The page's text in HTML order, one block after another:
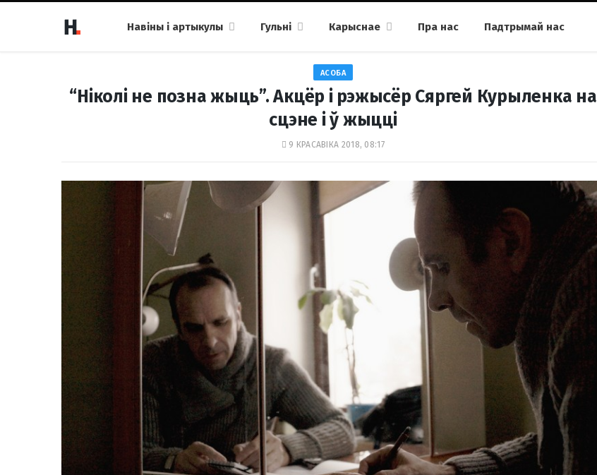
Навіны і артыкулы Гульні Карыснае Пра нас Падтрымай нас
АСОБА
“Ніколі не позна жыць”. Акцёр і рэжысёр Сяргей Курыленка на
сцэне і ў жыцці
9 КРАСАВІКА 2018, 08:17